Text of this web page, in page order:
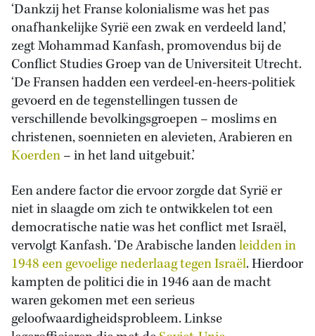
‘Dankzij het Franse kolonialisme was het pas
onafhankelijke Syrië een zwak en verdeeld land,’
zegt Mohammad Kanfash, promovendus bij de
Conflict Studies Groep van de Universiteit Utrecht.
‘De Fransen hadden een verdeel-en-heers-politiek
gevoerd en de tegenstellingen tussen de
verschillende bevolkingsgroepen – moslims en
christenen, soennieten en alevieten, Arabieren en
Koerden– in het land uitgebuit.’
Een andere factor die ervoor zorgde dat Syrië er
niet in slaagde om zich te ontwikkelen tot een
democratische natie was het conflict met Israël,
vervolgt Kanfash. ‘De Arabische landenleidden in
1948 een gevoelige nederlaag tegen Israël. Hierdoor
kampten de politici die in 1946 aan de macht
waren gekomen met een serieus
geloofwaardigheidsprobleem. Linkse